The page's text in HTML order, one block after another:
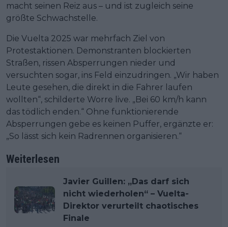
macht seinen Reiz aus – und ist zugleich seine
größte Schwachstelle.
Die Vuelta 2025 war mehrfach Ziel von
Protestaktionen. Demonstranten blockierten
Straßen, rissen Absperrungen nieder und
versuchten sogar, ins Feld einzudringen. „Wir haben
Leute gesehen, die direkt in die Fahrer laufen
wollten“, schilderte Worre live. „Bei 60 km/h kann
das tödlich enden.“ Ohne funktionierende
Absperrungen gebe es keinen Puffer, ergänzte er:
„So lässt sich kein Radrennen organisieren.“
Weiterlesen
Javier Guillen: „Das darf sich
nicht wiederholen“ – Vuelta-
Direktor verurteilt chaotisches
Finale